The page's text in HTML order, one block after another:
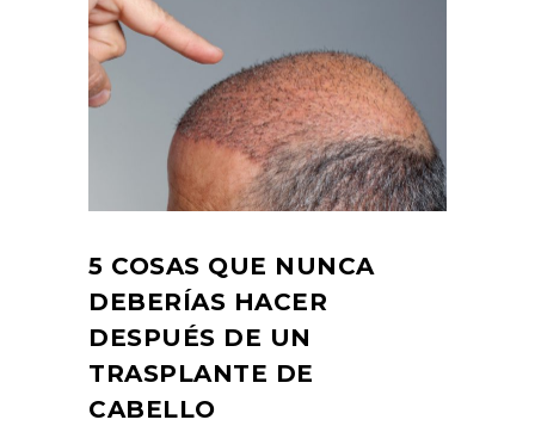
5 COSAS QUE NUNCA
DEBERÍAS HACER
DESPUÉS DE UN
TRASPLANTE DE
CABELLO